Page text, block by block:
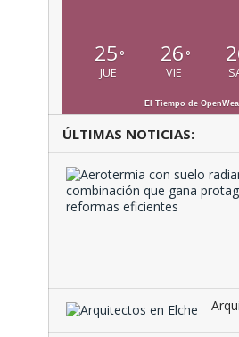
25 °
JUE
26 °
VIE
El Tiempo de
ÚLTIMAS NOTICIAS: